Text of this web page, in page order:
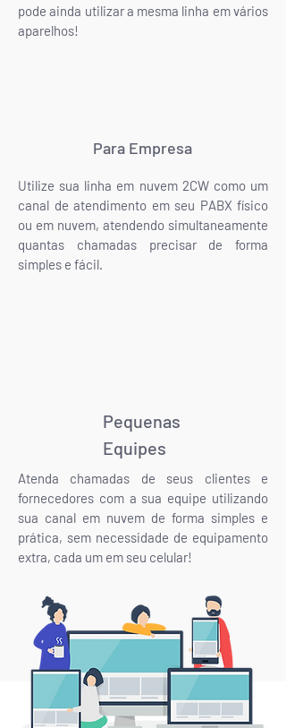
pode ainda utilizar a mesma linha em vários
aparelhos!
Para Empresa
Utilize sua linha em nuvem 2CW como um
canal de atendimento em seu PABX físico
ou em nuvem, atendendo simultaneamente
quantas chamadas precisar de forma
simples e fácil.
Pequenas
Equipes
Atenda chamadas de seus clientes e
fornecedores com a sua equipe utilizando
sua canal em nuvem de forma simples e
prática, sem necessidade de equipamento
extra, cada um em seu celular!